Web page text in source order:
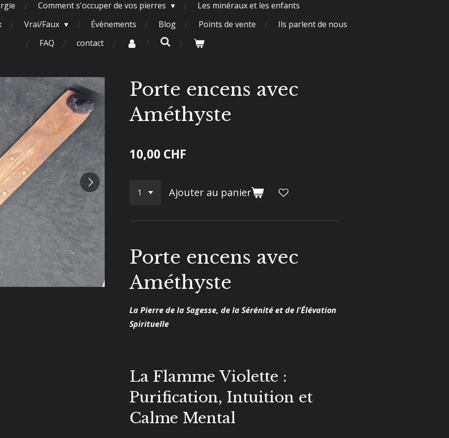
Comment s'occuper de vos pierres
Les minéraux et les enfants
Vrai/Faux Évènements Blog Points de vente
Ils parlent de nous
FAQ
contact
Porte encens avec
Améthyste
10,00 CHF
Ajouter au panier
Porte encens avec
Améthyste
La Pierre de la Sagesse, de la Sérénité et de l'Élévation
Spirituelle
La Flamme Violette :
Purification, Intuition et
Calme Mental